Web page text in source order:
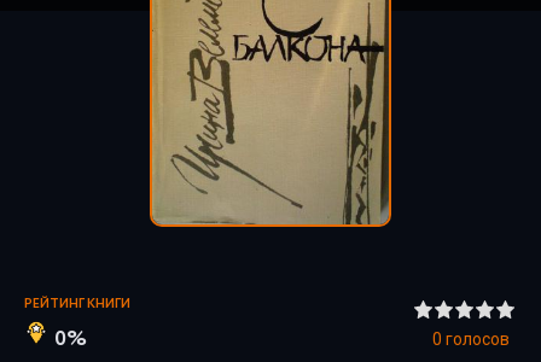
РЕЙТИНГ КНИГИ
0% 0 голосов